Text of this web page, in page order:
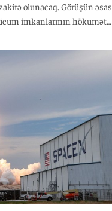
olunacaq. Görüşün əsas
imkanlarının hökumət
ABŞ-da
senator isə bu testlərin
çağırış edib. Onlar ABŞ-
tənzimləmə siyasəti